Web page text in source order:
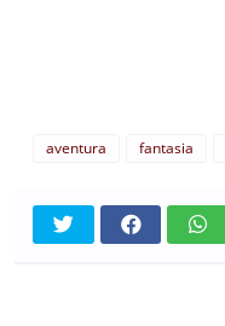
aventura fantasia